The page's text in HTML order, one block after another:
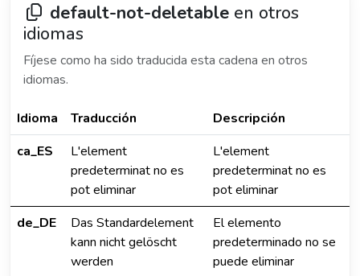
default-not-deletable en otros
idiomas
Fíjese como ha sido traducida esta cadena en otros
idiomas.
Idioma Traducción
Descripción
ca_ES
L'element
predeterminat no es
pot eliminar
L'element
predeterminat no es
pot eliminar
de_DE
Das Standardelement
kann nicht gelöscht
werden
El elemento
predeterminado no se
puede eliminar